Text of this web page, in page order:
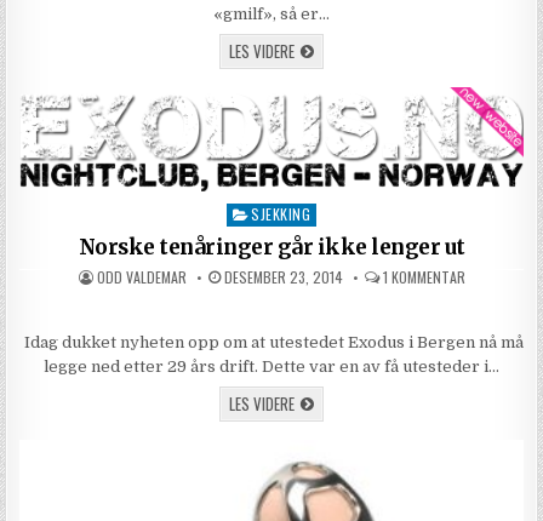
«gmilf», så er…
LES VIDEREER DU LITT GERONTOFIL ELLER? OM
Posted in
SJEKKING
Norske tenåringer går ikke lenger ut
AUTHOR:
ODD VALDEMAR PUBLISHED DATE:
DESEMBER 23, 2014 1 KOMMENTARTIL NORSKE
Idag dukket nyheten opp om at utestedet Exodus i Bergen nå må
legge ned etter 29 års drift. Dette var en av få utesteder i…
LES VIDERENORSKE TENÅRINGER GÅR IKKE LENGER UT